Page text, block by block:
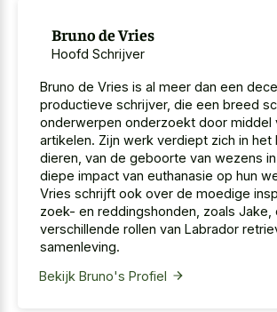
Bruno de Vries
Hoofd Schrijver
Bruno de Vries is al meer dan een
productieve schrijver, die een breed
onderwerpen onderzoekt door middel
artikelen. Zijn werk verdiept zich in het
dieren, van de geboorte van wezens
diepe impact van euthanasie op hun
Vries schrijft ook over de moedige
zoek- en reddingshonden, zoals Jake,
verschillende rollen van Labrador
samenleving.
Bekijk Bruno's Profiel